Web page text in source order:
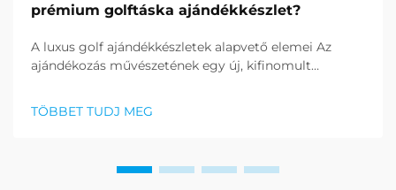
prémium golftáska ajándékkészlet?
A luxus golf ajándékkészletek alapvető elemei Az
ajándékozás művészetének egy új, kifinomult
esetében. Ezek a gondosan összeállított
gyűjtemények ötvözik a funkcionalitást, az eleganciát
TÖBBET TUDJ MEG